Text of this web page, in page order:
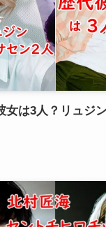
女は3人？リュジ